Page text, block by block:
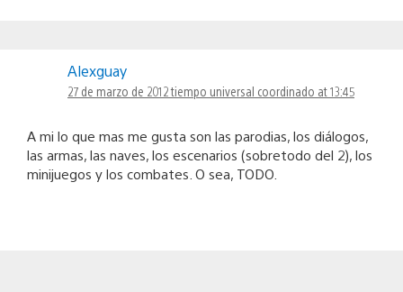
Alexguay
27 de marzo de 2012 tiempo universal coordinado at 13:45
A mi lo que mas me gusta son las parodias, los diálogos,
las armas, las naves, los escenarios (sobretodo del 2), los
minijuegos y los combates. O sea, TODO.